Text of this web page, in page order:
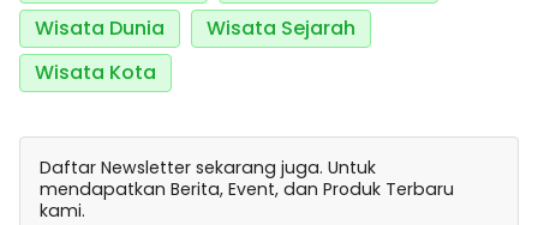
Wisata Dunia
Wisata Sejarah
Wisata Kota
Daftar Newsletter sekarang juga. Untuk
mendapatkan Berita, Event, dan Produk Terbaru
kami.